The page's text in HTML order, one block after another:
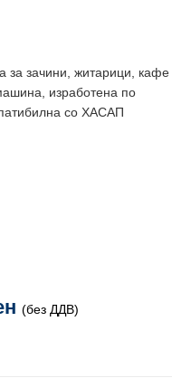
зачини, житарици, кафе
изработенa по
со ХАСАП
(без ДДВ)